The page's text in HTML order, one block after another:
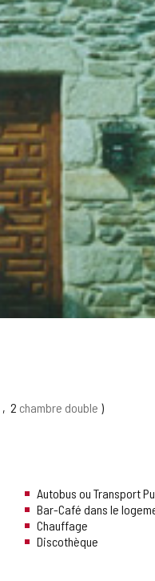
2 chambre double
Autobus ou Transport
Bar-Café dans le
Chauffage
Discothèque